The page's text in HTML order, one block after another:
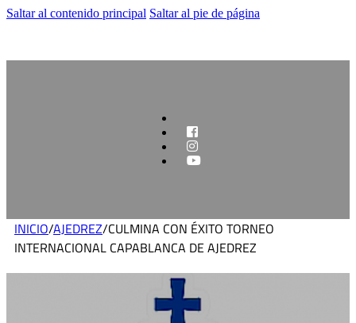
Saltar al contenido principal Saltar al pie de página
INICIO/AJEDREZ/CULMINA CON ÉXITO TORNEO
INTERNACIONAL CAPABLANCA DE AJEDREZ